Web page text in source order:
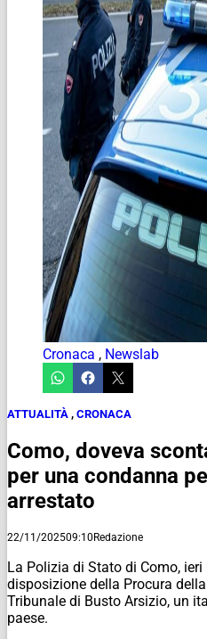
Cronaca , Newslab
ATTUALITÀ , CRONACA
Como, doveva
per una condanna
arrestato
22/11/202509:10Redazione
La Polizia di Stato di Como,
disposizione della Procura
Tribunale di Busto Arsizio, un
paese.